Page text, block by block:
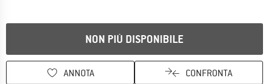
NON PIÙ DISPONIBILE
ANNOTA CONFRONTA